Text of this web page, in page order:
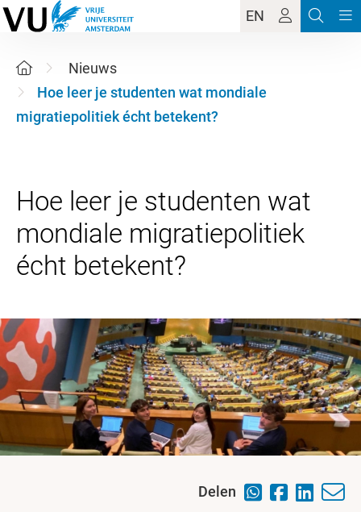
EN
Nieuws
Hoe leer je studenten wat mondiale
migratiepolitiek écht betekent?
Hoe leer je studenten wat
mondiale migratiepolitiek
Delen